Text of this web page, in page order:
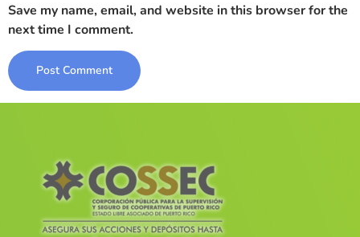
Save my name, email, and website in this browser for the
next time I comment.